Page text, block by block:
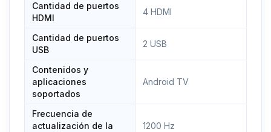
Cantidad de puertos
HDMI
4 HDMI
Cantidad de puertos
USB
2 USB
Contenidos y
aplicaciones
soportados
Android TV
Frecuencia de
actualización de la
1200 Hz